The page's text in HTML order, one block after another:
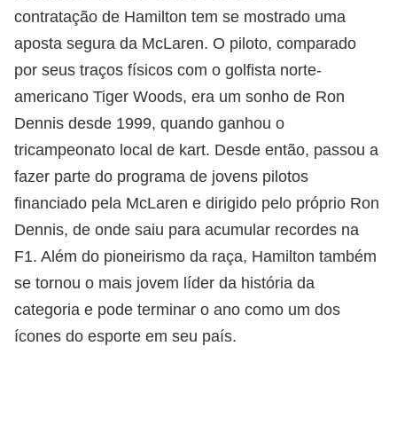
contratação de Hamilton tem se mostrado uma
aposta segura da McLaren. O piloto, comparado
por seus traços físicos com o golfista norte-
americano Tiger Woods, era um sonho de Ron
Dennis desde 1999, quando ganhou o
tricampeonato local de kart. Desde então, passou a
fazer parte do programa de jovens pilotos
financiado pela McLaren e dirigido pelo próprio Ron
Dennis, de onde saiu para acumular recordes na
F1. Além do pioneirismo da raça, Hamilton também
se tornou o mais jovem líder da história da
categoria e pode terminar o ano como um dos
ícones do esporte em seu país.